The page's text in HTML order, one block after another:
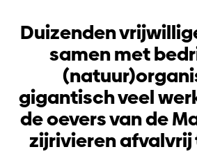
Duizenden
samen met
gigantisch veel
de oevers van de
zijrivieren afvalvrij